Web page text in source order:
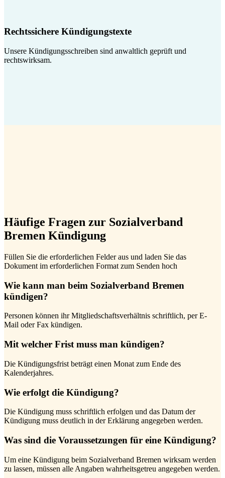
Rechtssichere Kündigungstexte
Unsere Kündigungsschreiben sind anwaltlich geprüft und
rechtswirksam.
Häufige Fragen zur Sozialverband
Bremen Kündigung
Füllen Sie die erforderlichen Felder aus und laden Sie das
Dokument im erforderlichen Format zum Senden hoch
Wie kann man beim Sozialverband Bremen
kündigen?
Personen können ihr Mitgliedschaftsverhältnis schriftlich, per E-
Mail oder Fax kündigen.
Mit welcher Frist muss man kündigen?
Die Kündigungsfrist beträgt einen Monat zum Ende des
Kalenderjahres.
Wie erfolgt die Kündigung?
Die Kündigung muss schriftlich erfolgen und das Datum der
Kündigung muss deutlich in der Erklärung angegeben werden.
Was sind die Voraussetzungen für eine Kündigung?
Um eine Kündigung beim Sozialverband Bremen wirksam werden
zu lassen, müssen alle Angaben wahrheitsgetreu angegeben werden.